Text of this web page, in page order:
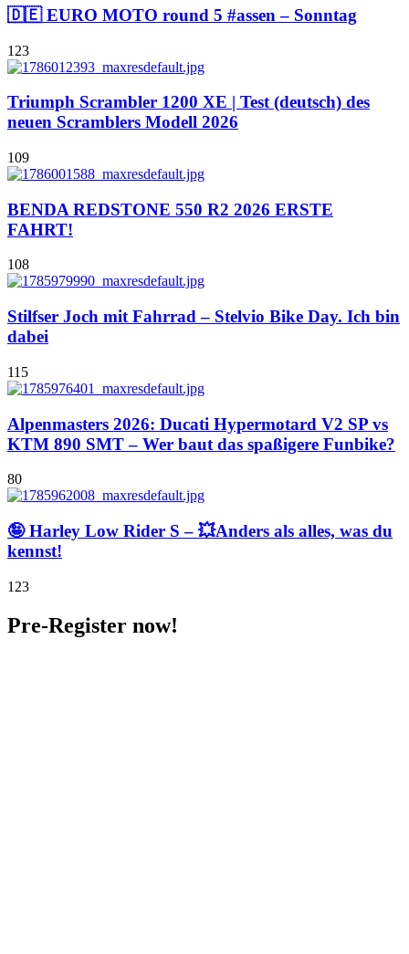
🇩🇪 EURO MOTO round 5 #assen – Sonntag
123
Triumph Scrambler 1200 XE | Test (deutsch) des
neuen Scramblers Modell 2026
109
BENDA REDSTONE 550 R2 2026 ERSTE
FAHRT!
108
Stilfser Joch mit Fahrrad – Stelvio Bike Day. Ich bin
dabei
115
Alpenmasters 2026: Ducati Hypermotard V2 SP vs
KTM 890 SMT – Wer baut das spaßigere Funbike?
80
🤪 Harley Low Rider S – 💥Anders als alles, was du
kennst!
123
Pre-Register now!